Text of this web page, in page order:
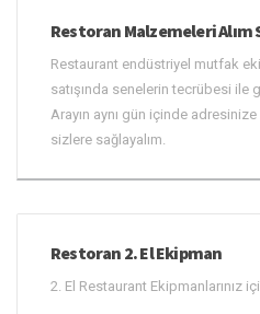
Restoran Malzemeleri Alım
Restaurant endüstriyel mutfak
satışında senelerin tecrübesi ile
Arayın aynı gün içinde
sizlere sağlayalım.
Restoran 2. El Ekipman
2. El Restaurant Ekipmanlarınız